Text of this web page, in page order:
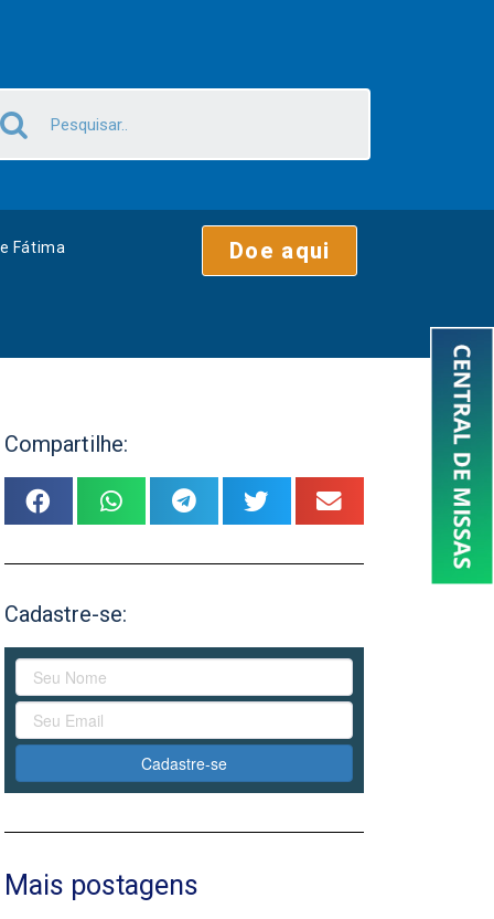
Fátima Doe aqui
Compartilhe:
Cadastre-se:
Cadastre-se
Mais postagens